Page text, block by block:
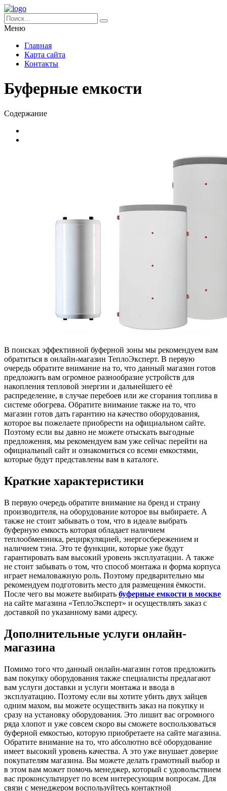
Меню
Главная
Карта сайта
Контакты
Буферные емкости
Содержание
В поисках эффективной буферной зоны мы рекомендуем вам
обратиться в онлайн-магазин ТеплоЭксперт. В первую
очередь обратите внимание на то, что данный магазин готов
предложить вам огромное разнообразие устройств для
накопления тепловой энергии и дальнейшего её
распределение, в случае перебоев или же сгорания топлива в
системе обогрева. Обратите внимание также на то, что
магазин готов дать гарантию на качество оборудования,
которое вы пожелаете приобрести на официальном сайте.
Поэтому если вы давно не можете отыскать выгодные
предложения, мы рекомендуем вам уже сейчас перейти на
официальный сайт и ознакомиться со всеми емкостями,
которые будут представлены вам в каталоге.
Краткие характеристики
В первую очередь обратите внимание на бренд и страну
производителя, на оборудование которое вы выбираете. А
также не стоит забывать о том, что в идеале выбрать
буферную емкость которая обладает наличием
теплообменника, рециркуляцией, энергосбережением и
наличием тэна. Это те функции, которые уже будут
гарантировать вам высокий уровень эксплуатации. А также
не стоит забывать о том, что способ монтажа и форма корпуса
играет немаловажную роль. Поэтому предварительно мы
рекомендуем подготовить место для размещения ёмкости.
После чего вы можете выбирать буферные емкости в москве
на сайте магазина «ТеплоЭксперт» и осуществлять заказ с
доставкой по указанному вами адресу.
Дополнительные услуги онлайн-
магазина
Помимо того что данный онлайн-магазин готов предложить
вам покупку оборудования также специалисты предлагают
вам услуги доставки и услуги монтажа и ввода в
эксплуатацию. Поэтому если вы хотите убить двух зайцев
одним махом, вы можете осуществить заказ на покупку и
сразу на установку оборудования. Это лишит вас огромного
ряда хлопот и уже совсем скоро вы сможете воспользоваться
буферной емкостью, которую приобретаете на сайте магазина.
Обратите внимание на то, что абсолютно всё оборудование
имеет высокий уровень качества. А это уже внушает доверие
покупателям магазина. Вы можете делать грамотный выбор и
в этом вам может помочь менеджер, который с удовольствием
вас проконсультирует по всем интересующим вопросам. Для
связи с менеджером воспользуйтесь контактной